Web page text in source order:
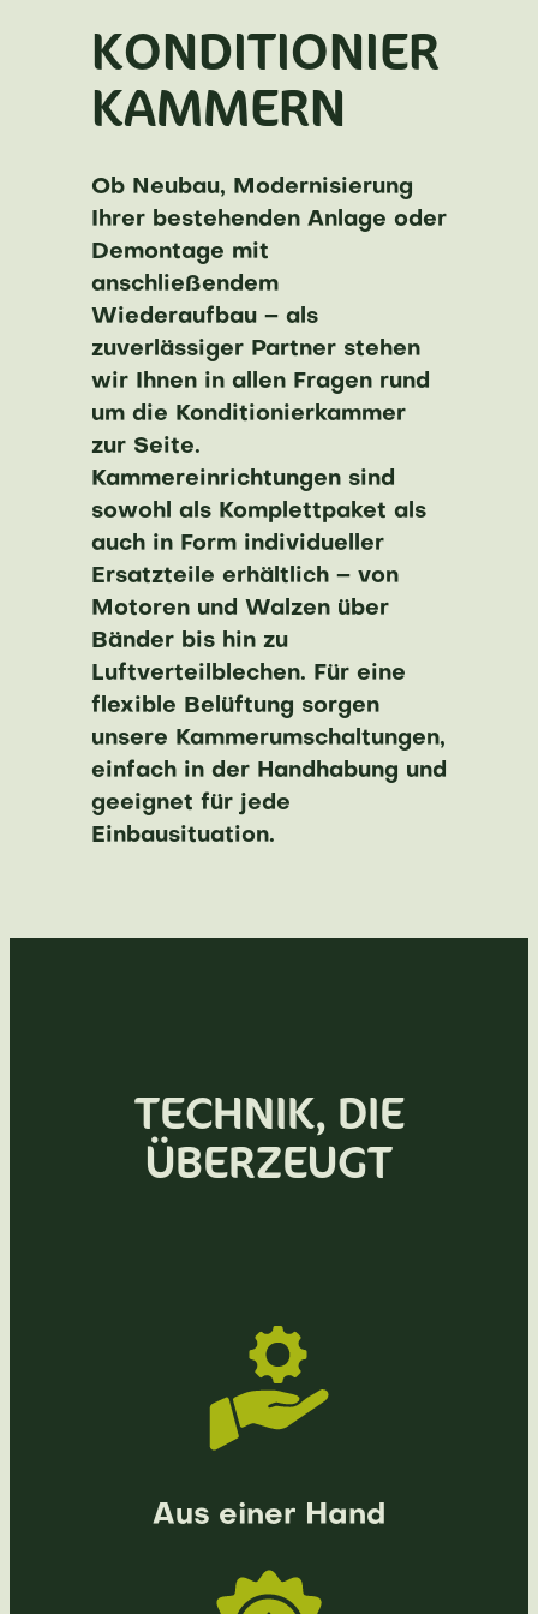
KONDITIONIER
KAMMERN
Ob Neubau, Modernisierung
Ihrer bestehenden Anlage oder
Demontage mit
anschließendem
Wiederaufbau – als
zuverlässiger Partner stehen
wir Ihnen in allen Fragen rund
um die Konditionierkammer
zur Seite.
Kammereinrichtungen sind
sowohl als Komplettpaket als
auch in Form individueller
Ersatzteile erhältlich – von
Motoren und Walzen über
Bänder bis hin zu
Luftverteilblechen. Für eine
flexible Belüftung sorgen
unsere Kammerumschaltungen,
einfach in der Handhabung und
geeignet für jede
Einbausituation.
TECHNIK, DIE
ÜBERZEUGT
Aus einer Hand